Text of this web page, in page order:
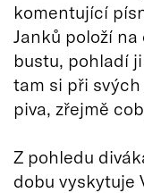
komentující
Janků položí
bustu, pohladí
tam si při
piva, zřejmě
Z pohledu
dobu vyskytuje